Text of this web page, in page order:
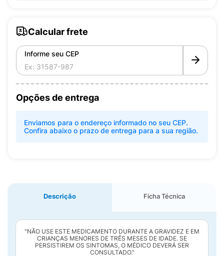
Calcular frete
Informe seu CEP
Opções de entrega
Enviamos para o endereço informado no seu CEP.
Confira abaixo o prazo de entrega para a sua região.
Descrição Ficha Técnica
"NÃO USE ESTE MEDICAMENTO DURANTE A GRAVIDEZ E EM
CRIANÇAS MENORES DE TRÊS MESES DE IDADE. SE
PERSISTIREM OS SINTOMAS, O MÉDICO DEVERÁ SER
CONSULTADO."